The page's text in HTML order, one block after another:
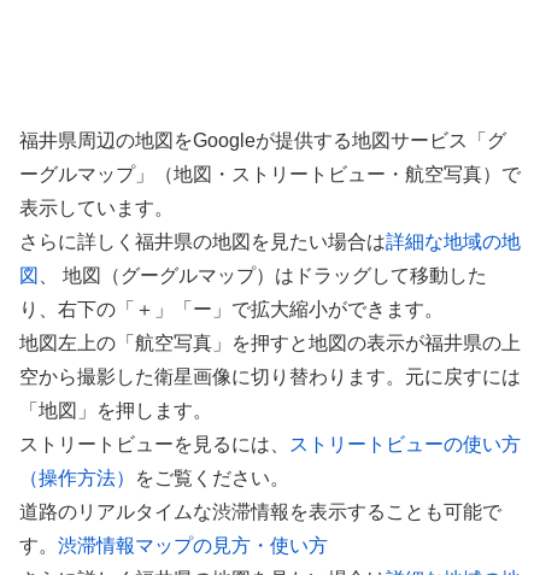
福井県周辺の地図をGoogleが提供する地図サービス「グ
ーグルマップ」（地図・ストリートビュー・航空写真）で
表示しています。
さらに詳しく福井県の地図を見たい場合は詳細な地域の地
図
、 地図（グーグルマップ）はドラッグして移動した
り、右下の「＋」「ー」で拡大縮小ができます。
地図左上の「航空写真」を押すと地図の表示が福井県の上
空から撮影した衛星画像に切り替わります。元に戻すには
「地図」を押します。
ストリートビューを見るには、
ストリートビューの使い方
（操作方法）
をご覧ください。
道路のリアルタイムな渋滞情報を表示することも可能で
す。 渋滞情報マップの見方・使い方